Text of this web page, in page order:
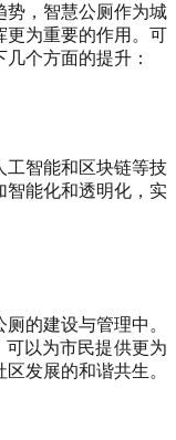
势，智慧公厕作为城
更为重要的作用。可
个方面的提升：
工智能和区块链等技
智能化和透明化，实
的建设与管理中。
可以为市民提供更为
发展的和谐共生。